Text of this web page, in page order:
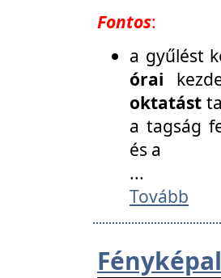
Fontos:
a gyűlést
órai
oktatást
a tagság
és a
...
Tovább